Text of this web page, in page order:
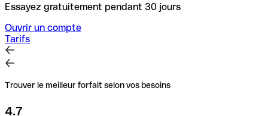
Essayez gratuitement pendant 30 jours
Ouvrir un compte
Tarifs
Trouver le meilleur forfait selon vos besoins
4.7